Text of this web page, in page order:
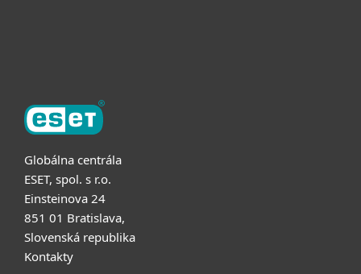
Globálna centrála
ESET, spol. s r.o.
Einsteinova 24
851 01 Bratislava,
Slovenská republika
Kontakty